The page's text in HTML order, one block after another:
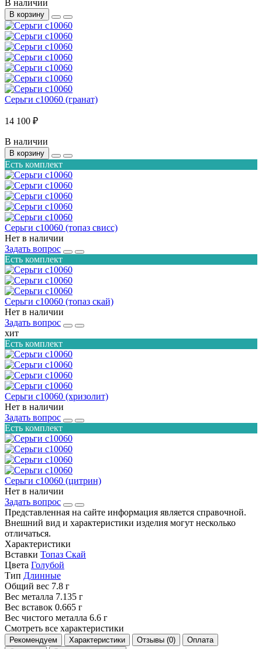
В наличии
В корзину
Серьги с10060 (гранат)
14 100 ₽
В наличии
В корзину
Есть комплект
Серьги с10060 (топаз свисс)
Нет в наличии
Задать вопрос
Есть комплект
Серьги с10060 (топаз скай)
Нет в наличии
Задать вопрос
хит
Есть комплект
Серьги с10060 (хризолит)
Нет в наличии
Задать вопрос
Есть комплект
Серьги с10060 (цитрин)
Нет в наличии
Задать вопрос
Представленная на сайте информация является справочной.
Внешний вид и характеристики изделия могут несколько
отличаться.
Характеристики
Вставки Топаз Скай
Цвета Голубой
Тип Длинные
Общий вес 7.8 г
Вес металла 7.135 г
Вес вставок 0.665 г
Вес чистого металла 6.6 г
Смотреть все характеристики
Рекомендуем Характеристики Отзывы (0)
Оплата